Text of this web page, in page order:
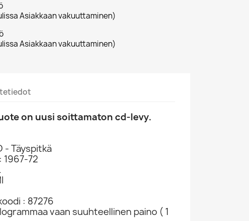
Asiakkaan vakuuttaminen)
Asiakkaan vakuuttaminen)
on uusi soittamaton cd-levy.
- Täyspitkä
72
: 87276
vaan suuhteellinen paino ( 1